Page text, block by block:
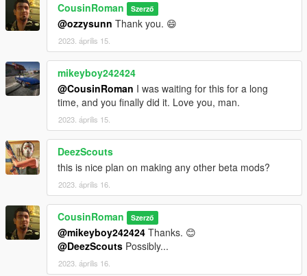
CousinRoman Szerző
@ozzysunn Thank you. 😄
2023. április 15.
mikeyboy242424
@CousinRoman I was waiting for this for a long
time, and you finally did it. Love you, man.
2023. április 15.
DeezScouts
this is nice plan on making any other beta mods?
2023. április 16.
CousinRoman Szerző
@mikeyboy242424 Thanks. 😊
@DeezScouts Possibly...
2023. április 16.